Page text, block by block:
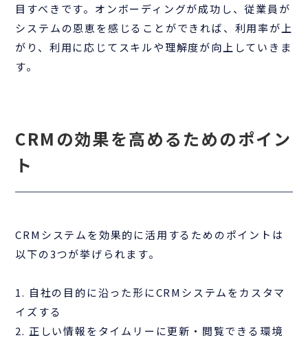
目すべきです。オンボーディングが成功し、従業員が
システムの恩恵を感じることができれば、利用率が上
がり、利用に応じてスキルや理解度が向上していきま
す。
CRMの効果を高めるためのポイン
ト
CRMシステムを効果的に活用するためのポイントは
以下の3つが挙げられます。
1. 自社の目的に沿った形にCRMシステムをカスタマ
イズする
2. 正しい情報をタイムリーに更新・閲覧できる環境